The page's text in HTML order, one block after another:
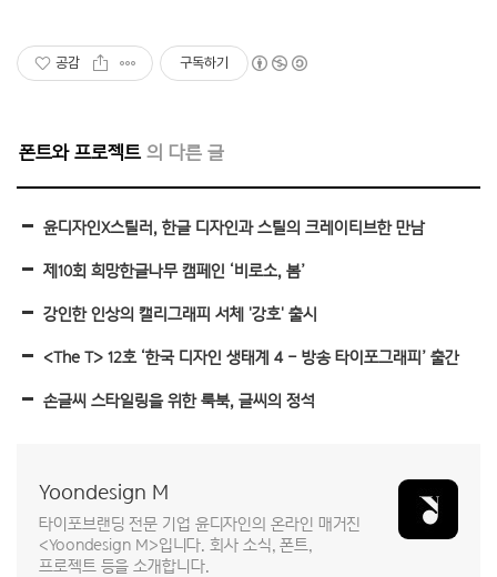
공감 구독하기
폰트와 프로젝트
윤디자인X스틸러, 한글 디자인과 스틸의 크레이티브한 만남
제10회 희망한글나무 캠페인 ‘비로소, 봄’
강인한 인상의 캘리그래피 서체 '강호' 출시
<The T> 12호 ‘한국 디자인 생태계 4 – 방송 타이포그래피’ 출간
손글씨 스타일링을 위한 룩북, 글씨의 정석
Yoondesign M
타이포브랜딩 전문 기업 윤디자인의 온라인 매거진
<Yoondesign M>입니다. 회사 소식, 폰트,
프로젝트 등을 소개합니다.